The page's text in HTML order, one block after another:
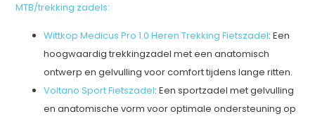
MTB/trekking zadels:
Wittkop Medicus Pro 1.0 Heren Trekking Fietszadel: Een
hoogwaardig trekkingzadel met een anatomisch
ontwerp en gelvulling voor comfort tijdens lange ritten.
Voltano Sport Fietszadel: Een sportzadel met gelvulling
en anatomische vorm voor optimale ondersteuning op